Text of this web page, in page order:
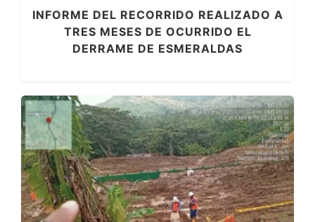
INFORME DEL RECORRIDO REALIZADO A
TRES MESES DE OCURRIDO EL
DERRAME DE ESMERALDAS